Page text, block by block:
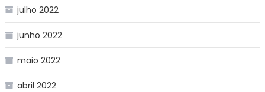
julho 2022
junho 2022
maio 2022
abril 2022